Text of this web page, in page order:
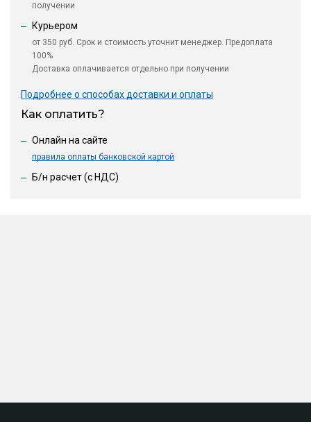
получении
Курьером
от 350 руб. Срок и стоимость уточнит менеджер. Предоплата
100%
Доставка оплачивается отдельно при получении
Подробнее о способах доставки и оплаты
Как оплатить?
Онлайн на сайте
правила оплаты банковской картой
Б/н расчет (c НДС)